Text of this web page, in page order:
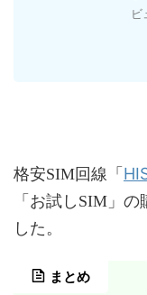
ビ
格安SIM回線「
「お試しSIM」
した。
まとめ